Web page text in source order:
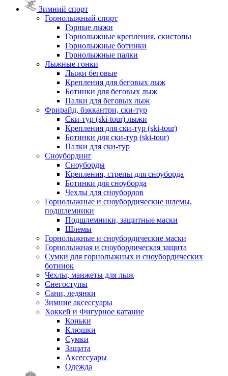
Зимний спорт
Горнолыжный спорт
Горные лыжи
Горнолыжные крепления, скистопы
Горнолыжные ботинки
Горнолыжные палки
Лыжные гонки
Лыжи беговые
Крепления для беговых лыж
Ботинки для беговых лыж
Палки для беговых лыж
Фрирайд, бэккантри, ски-тур
Ски-тур (ski-tour) лыжи
Крепления для ски-тур (ski-tour)
Ботинки для ски-тур (ski-tour)
Палки для ски-тур
Сноубординг
Сноуборды
Крепления, стрепы для сноуборда
Ботинки для сноуборда
Чехлы для сноубордов
Горнолыжные и сноубордические шлемы,
подшлемники
Подшлемники, защитные маски
Шлемы
Горнолыжные и сноубордические маски
Горнолыжная и сноубордическая защита
Сумки для горнолыжных и сноубордических
ботинок
Чехлы, манжеты для лыж
Снегоступы
Сани, ледянки
Зимние аксессуары
Хоккей и Фигурное катание
Коньки
Клюшки
Сумки
Защита
Аксессуары
Одежда